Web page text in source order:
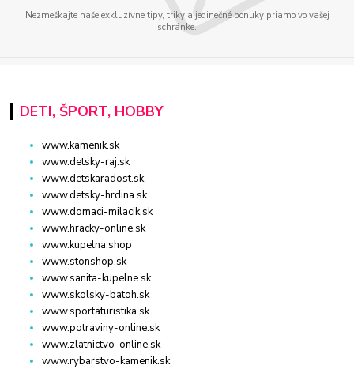
Nezmeškajte naše exkluzívne tipy, triky a jedinečné ponuky priamo vo vašej
schránke.
DETI, ŠPORT, HOBBY
www.kamenik.sk
www.detsky-raj.sk
www.detskaradost.sk
www.detsky-hrdina.sk
www.domaci-milacik.sk
www.hracky-online.sk
www.kupelna.shop
www.stonshop.sk
www.sanita-kupelne.sk
www.skolsky-batoh.sk
www.sportaturistika.sk
www.potraviny-online.sk
www.zlatnictvo-online.sk
www.rybarstvo-kamenik.sk